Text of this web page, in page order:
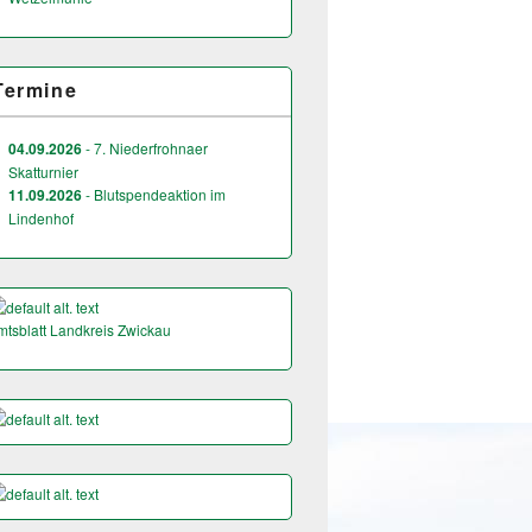
04.09.2026- 7. Niederfrohnaer
Skatturnier
11.09.2026- Blutspendeaktion im
Lindenhof
Landkreis Zwickau